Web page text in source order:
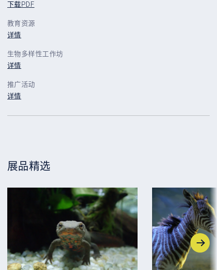
下载PDF
教育资源
详情
生物多样性工作坊
详情
推广活动
详情
展品精选